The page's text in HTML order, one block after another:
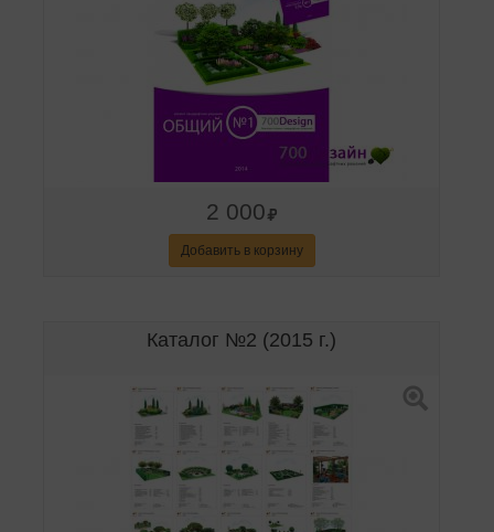
2 000
Добавить в корзину
Каталог №2 (2015 г.)